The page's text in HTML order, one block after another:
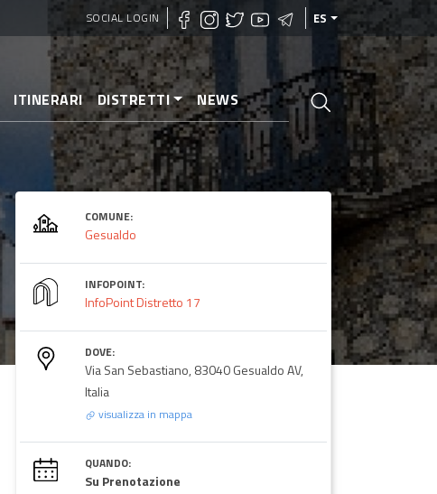
SOCIAL LOGIN ES
ITINERARI DISTRETTI NEWS
COMUNE:
Gesualdo
INFOPOINT:
InfoPoint Distretto 17
DOVE:
Via San Sebastiano, 83040 Gesualdo AV,
Italia
visualizza in mappa
QUANDO:
Su Prenotazione